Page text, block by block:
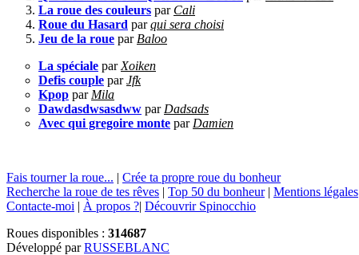
La roue des couleurs par Cali
Roue du Hasard parqui sera choisi
Jeu de la roue par Baloo
La spéciale par Xoiken
Defis couple parJfk
Kpop par Mila
Dawdasdwsasdww par Dadsads
Avec qui gregoire monte par Damien
Fais tourner la roue... | Crée ta propre roue du bonheur
Recherche la roue de tes rêves | Top 50 du bonheur| Mentions légales
Contacte-moi | À propos ?| Découvrir Spinocchio
Roues disponibles : 314687
Développé parRUSSEBLANC